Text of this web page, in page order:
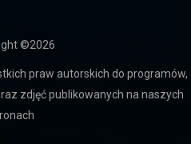
©2026
praw autorskich do programów,
zdjęć publikowanych na naszych